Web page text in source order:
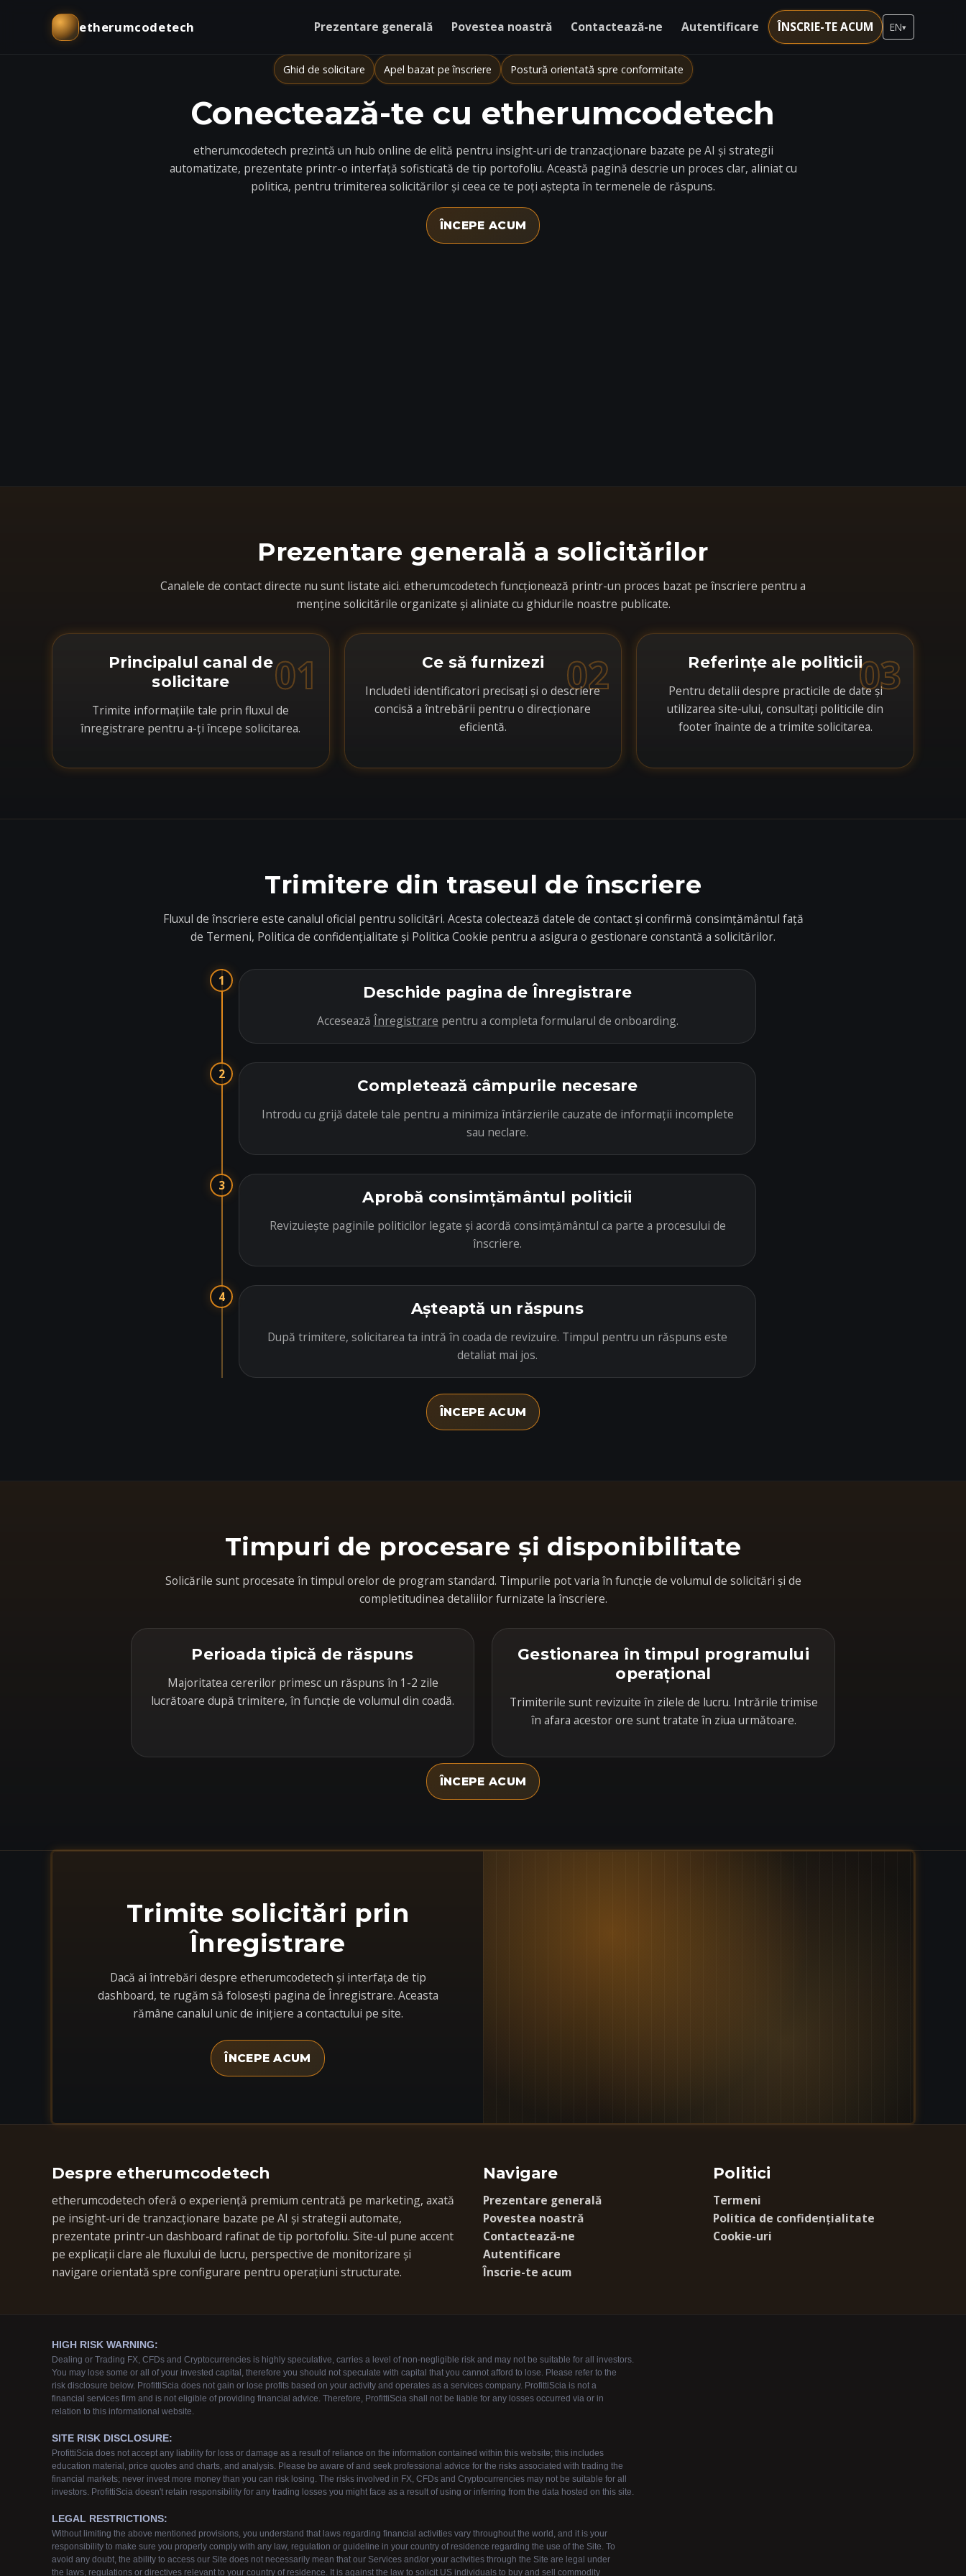
etherumcodetech Prezentare generală Povestea noastră Contactează-ne Autentificare ÎNSCRIE-TE ACUM EN▾
Ghid de solicitare Apel bazat pe înscriere Postură orientată spre conformitate
Conectează-te cu etherumcodetech
etherumcodetech prezintă un hub online de elită pentru insight-uri de tranzacționare bazate pe AI și strategii
automatizate, prezentate printr-o interfață sofisticată de tip portofoliu. Această pagină descrie un proces clar, aliniat cu
politica, pentru trimiterea solicitărilor și ceea ce te poți aștepta în termenele de răspuns.
ÎNCEPE ACUM
Prezentare generală a solicitărilor
Canalele de contact directe nu sunt listate aici. etherumcodetech funcționează printr-un proces bazat pe înscriere pentru a
menține solicitările organizate și aliniate cu ghidurile noastre publicate.
01
Principalul canal de
solicitare
Trimite informațiile tale prin fluxul de
înregistrare pentru a-ți începe solicitarea.
02
Ce să furnizezi
Includeti identificatori precisați și o descriere
concisă a întrebării pentru o direcționare
eficientă.
03
Referințe ale politicii
Pentru detalii despre practicile de date și
utilizarea site-ului, consultați politicile din
footer înainte de a trimite solicitarea.
Trimitere din traseul de înscriere
Fluxul de înscriere este canalul oficial pentru solicitări. Acesta colectează datele de contact și confirmă consimțământul față
de Termeni, Politica de confidențialitate și Politica Cookie pentru a asigura o gestionare constantă a solicitărilor.
1
Deschide pagina de Înregistrare
Accesează Înregistrare pentru a completa formularul de onboarding.
2
Completează câmpurile necesare
Introdu cu grijă datele tale pentru a minimiza întârzierile cauzate de informații incomplete
sau neclare.
3
Aprobă consimțământul politicii
Revizuiește paginile politicilor legate și acordă consimțământul ca parte a procesului de
înscriere.
4
Așteaptă un răspuns
După trimitere, solicitarea ta intră în coada de revizuire. Timpul pentru un răspuns este
detaliat mai jos.
ÎNCEPE ACUM
Timpuri de procesare și disponibilitate
Solicările sunt procesate în timpul orelor de program standard. Timpurile pot varia în funcție de volumul de solicitări și de
completitudinea detaliilor furnizate la înscriere.
Perioada tipică de răspuns
Majoritatea cererilor primesc un răspuns în 1-2 zile
lucrătoare după trimitere, în funcție de volumul din coadă.
Gestionarea în timpul programului
operațional
Trimiterile sunt revizuite în zilele de lucru. Intrările trimise
în afara acestor ore sunt tratate în ziua următoare.
ÎNCEPE ACUM
Trimite solicitări prin
Înregistrare
Dacă ai întrebări despre etherumcodetech și interfața de tip
dashboard, te rugăm să folosești pagina de Înregistrare. Aceasta
rămâne canalul unic de inițiere a contactului pe site.
ÎNCEPE ACUM
Despre etherumcodetech
etherumcodetech oferă o experiență premium centrată pe marketing, axată
pe insight-uri de tranzacționare bazate pe AI și strategii automate,
prezentate printr-un dashboard rafinat de tip portofoliu. Site-ul pune accent
pe explicații clare ale fluxului de lucru, perspective de monitorizare și
navigare orientată spre configurare pentru operațiuni structurate.
Navigare
Prezentare generală
Povestea noastră
Contactează-ne
Autentificare
Înscrie-te acum
Politici
Termeni
Politica de confidențialitate
Cookie-uri